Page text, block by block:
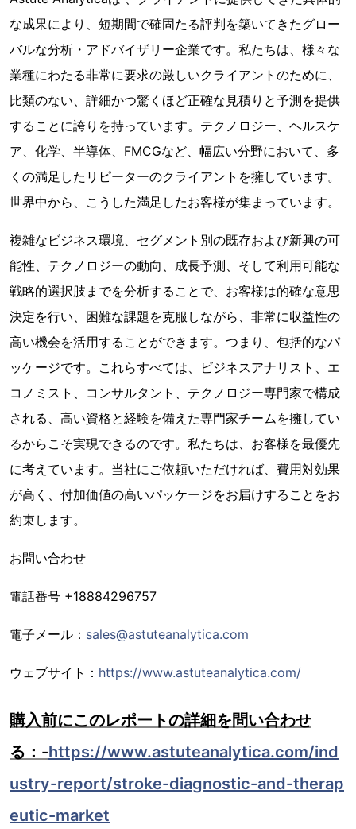
な成果により、短期間で確固たる評判を築いてきたグロー
バルな分析・アドバイザリー企業です。私たちは、様々な
業種にわたる非常に要求の厳しいクライアントのために、
比類のない、詳細かつ驚くほど正確な見積りと予測を提供
することに誇りを持っています。テクノロジー、ヘルスケ
ア、化学、半導体、FMCGなど、幅広い分野において、多
くの満足したリピーターのクライアントを擁しています。
世界中から、こうした満足したお客様が集まっています。
複雑なビジネス環境、セグメント別の既存および新興の可
能性、テクノロジーの動向、成長予測、そして利用可能な
戦略的選択肢までを分析することで、お客様は的確な意思
決定を行い、困難な課題を克服しながら、非常に収益性の
高い機会を活用することができます。つまり、包括的なパ
ッケージです。これらすべては、ビジネスアナリスト、エ
コノミスト、コンサルタント、テクノロジー専門家で構成
される、高い資格と経験を備えた専門家チームを擁してい
るからこそ実現できるのです。私たちは、お客様を最優先
に考えています。当社にご依頼いただければ、費用対効果
が高く、付加価値の高いパッケージをお届けすることをお
約束します。
お問い合わせ
電話番号 +18884296757
電子メール： sales@astuteanalytica.com
ウェブサイト： https://www.astuteanalytica.com/
購入前にこのレポートの詳細を問い合わせ
る：-https://www.astuteanalytica.com/ind
ustry-report/stroke-diagnostic-and-therap
eutic-market